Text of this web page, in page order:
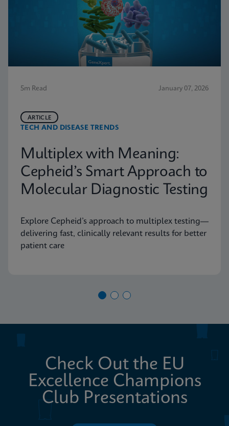
5m Read January 07, 2026
TECH AND DISEASE TRENDS
ARTICLE
Multiplex with Meaning:
Cepheid’s Smart Approach to
Molecular Diagnostic Testing
Explore Cepheid’s approach to multiplex testing—
delivering fast, clinically relevant results for better
patient care
Check Out the EU
Excellence Champions
Club Presentations